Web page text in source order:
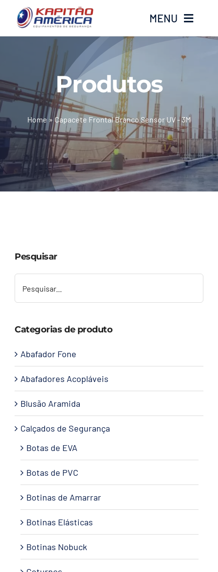
o
MENU
Produtos
Calçados
Luvas
Altura
Contato
Produtos
Home»Capacete Frontal Branco Sensor UV - 3M
Pesquisar
Categorias de produto
Abafador Fone
Abafadores Acopláveis
Blusão Aramida
Calçados de Segurança
Botas de EVA
Botas de PVC
Botinas de Amarrar
Botinas Elásticas
Botinas Nobuck